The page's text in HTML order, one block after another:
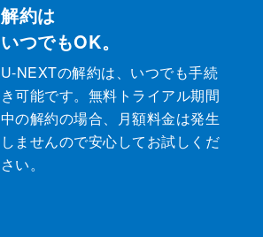
解約は
いつでもOK。
U-NEXTの解約は、いつでも手続
き可能です。無料トライアル期間
中の解約の場合、月額料金は発生
しませんので安心してお試しくだ
さい。